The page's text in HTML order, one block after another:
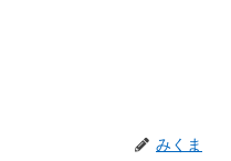
みくま